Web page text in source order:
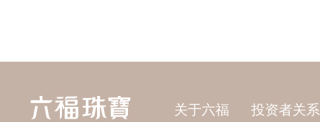
关于六福 投资者关系